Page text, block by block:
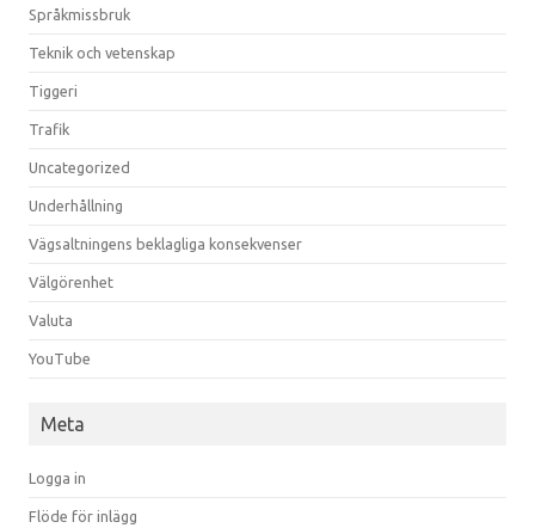
Språkmissbruk
Teknik och vetenskap
Tiggeri
Trafik
Uncategorized
Underhållning
Vägsaltningens beklagliga konsekvenser
Välgörenhet
Valuta
YouTube
Meta
Logga in
Flöde för inlägg